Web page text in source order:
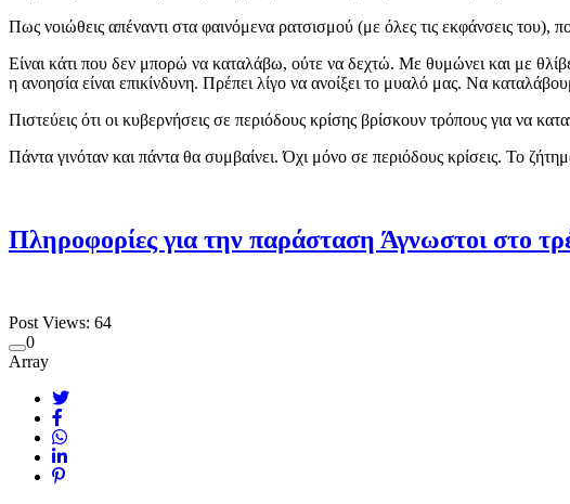
Πως νοιώθεις απέναντι στα φαινόμενα ρατσισμού (με όλες τις εκφάνσεις του),
Είναι κάτι που δεν μπορώ να καταλάβω, ούτε να δεχτώ. Με θυμώνει και με
η ανοησία είναι επικίνδυνη. Πρέπει λίγο να ανοίξει το μυαλό μας. Να
Πιστεύεις ότι οι κυβερνήσεις σε περιόδους κρίσης βρίσκουν τρόπους για να
Πάντα γινόταν και πάντα θα συμβαίνει. Όχι μόνο σε περιόδους κρίσεις. Το
Πληροφορίες για την παράσταση Άγνωστοι στο
Post Views: 64
0
Array